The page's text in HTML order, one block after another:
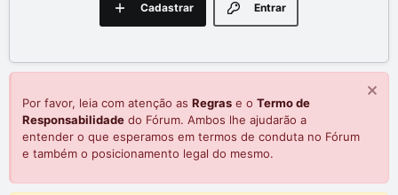
Entrar
Cadastrar
Por favor, leia com atenção as Regras e o Termo de
Responsabilidade do Fórum. Ambos lhe ajudarão a
entender o que esperamos em termos de conduta no Fórum
e também o posicionamento legal do mesmo.